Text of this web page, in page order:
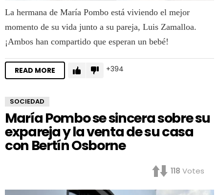
La hermana de María Pombo está viviendo el mejor
momento de su vida junto a su pareja, Luis Zamalloa.
¡Ambos han compartido que esperan un bebé!
READ MORE 394
SOCIEDAD
María Pombo se sincera sobre su
expareja y la venta de su casa
con Bertín Osborne
118 Votes